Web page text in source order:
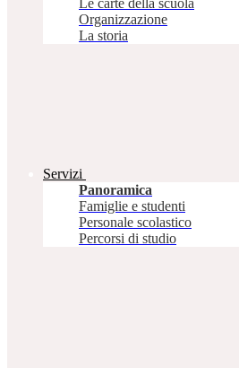
Le carte della scuola
Organizzazione
La storia
Servizi
Panoramica
Famiglie e studenti
Personale scolastico
Percorsi di studio